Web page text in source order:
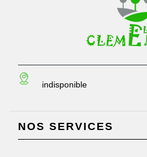
indisponible
NOS SERVICES